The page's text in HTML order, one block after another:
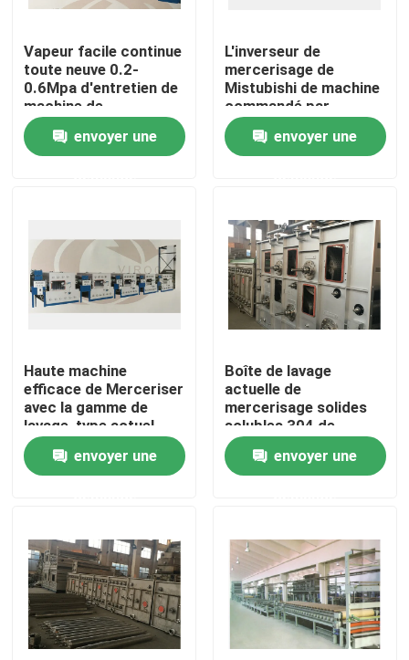
Maison
Au sujet de nous
Visite d'usine
Contrôle de qualité
Contactez-nous
nouvelles
machine de finissage de stenter
stenter d'arrangement de la chaleur
Vapeur facile continue
toute neuve 0.2-
0.6Mpa d'entretien de
machine de
mercerisage
envoyer une
L'inverseur de
mercerisage de
Mistubishi de machine
commandé par
inverseur sans
chaînes/agrafe/a
combiné le type
envoyer une
Haute machine
efficace de Merceriser
avec la gamme de
lavage, type actuel
boîte de lavage de
compteurenvoyer une
Boîte de lavage
actuelle de
mercerisage solides
solubles 304 de
machine de garantie
de 1 an contre-
envoyer une